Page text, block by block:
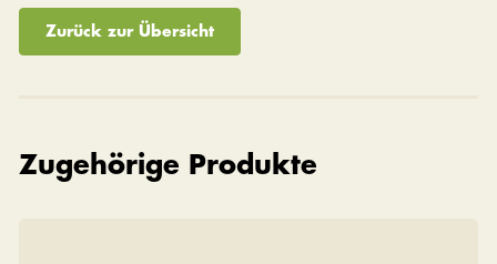
Zurück zur Übersicht
Zugehörige Produkte